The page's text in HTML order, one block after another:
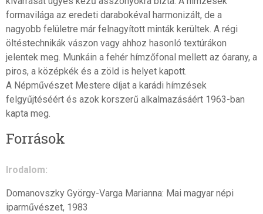
formavilága az eredeti darabokéval harmonizált, de a
nagyobb felületre már felnagyított minták kerültek. A régi
öltéstechnikák vászon vagy ahhoz hasonló textúrákon
jelentek meg. Munkáin a fehér hímzőfonal mellett az óarany, a
piros, a középkék és a zöld is helyet kapott.
A Népművészet Mestere díjat a karádi hímzések
felgyűjtéséért és azok korszerű alkalmazásáért 1963-ban
kapta meg.
Források
Irodalom:
Domanovszky György-Varga Marianna: Mai magyar népi
iparművészet, 1983